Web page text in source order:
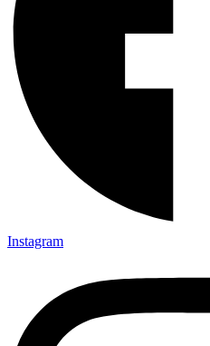
Instagram